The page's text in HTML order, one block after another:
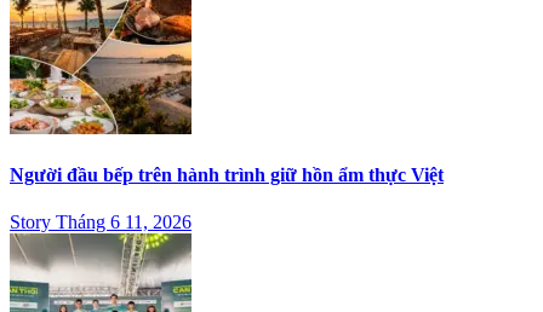
Người đầu bếp trên hành trình giữ hồn ẩm thực Việt
Story Tháng 6 11, 2026